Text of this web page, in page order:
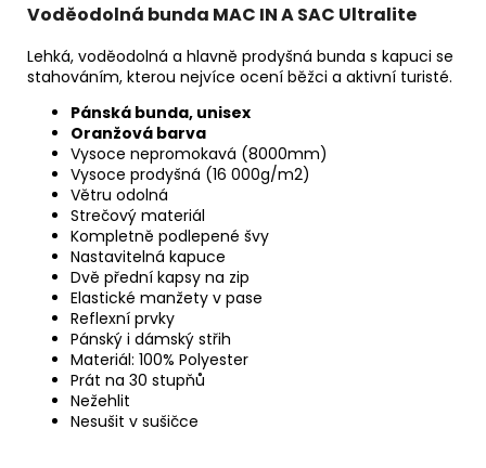
Voděodolná bunda MAC IN A SAC Ultralite
Lehká, voděodolná a hlavně prodyšná bunda s kapuci se
stahováním, kterou nejvíce ocení běžci a aktivní turisté.
Pánská bunda, unisex
Oranžová barva
Vysoce nepromokavá (8000mm)
Vysoce prodyšná (16 000g/m2)
Větru odolná
Strečový materiál
Kompletně podlepené švy
Nastavitelná kapuce
Dvě přední kapsy na zip
Elastické manžety v pase
Reflexní prvky
Pánský i dámský střih
Materiál: 100% Polyester
Prát na 30 stupňů
Nežehlit
Nesušit v sušičce